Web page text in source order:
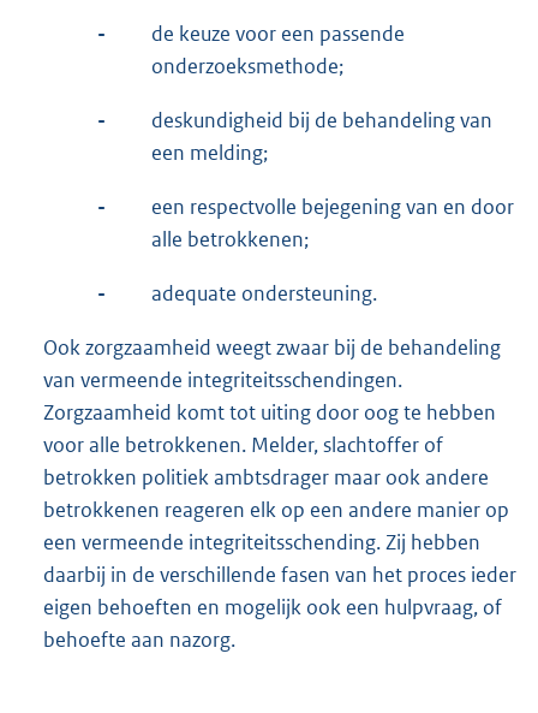
-
de keuze voor een passende
onderzoeksmethode;
-
deskundigheid bij de behandeling van
een melding;
-
een respectvolle bejegening van en door
alle betrokkenen;
- adequate ondersteuning.
Ook zorgzaamheid weegt zwaar bij de behandeling
van vermeende integriteitsschendingen.
Zorgzaamheid komt tot uiting door oog te hebben
voor alle betrokkenen. Melder, slachtoffer of
betrokken politiek ambtsdrager maar ook andere
betrokkenen reageren elk op een andere manier op
een vermeende integriteitsschending. Zij hebben
daarbij in de verschillende fasen van het proces ieder
eigen behoeften en mogelijk ook een hulpvraag, of
behoefte aan nazorg.